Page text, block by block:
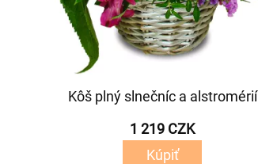
Kôš plný slnečníc a alstromérií
1 219 CZK
Kúpiť